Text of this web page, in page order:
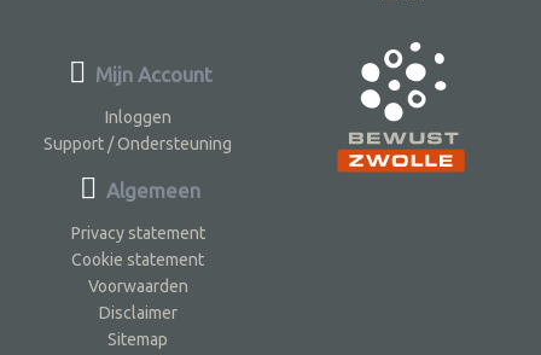
Mijn Account
Inloggen
Support / Ondersteuning
Algemeen
Privacy statement
Cookie statement
Voorwaarden
Disclaimer
Sitemap